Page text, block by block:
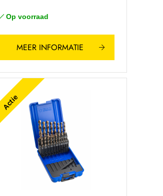
Op voorraad
MEER INFORMATIE
Actie